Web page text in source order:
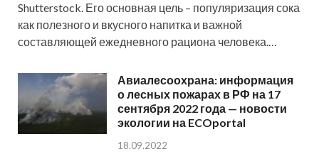
Shutterstock. Его основная цель – популяризация сока
как полезного и вкусного напитка и важной
составляющей ежедневного рациона человека.…
Авиалесоохрана: информация
о лесных пожарах в РФ на 17
сентября 2022 года — новости
экологии на ECOportal
18.09.2022